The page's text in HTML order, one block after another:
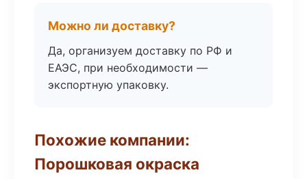
Можно ли доставку?
Да, организуем доставку по РФ и
ЕАЭС, при необходимости —
экспортную упаковку.
Похожие компании:
Порошковая окраска